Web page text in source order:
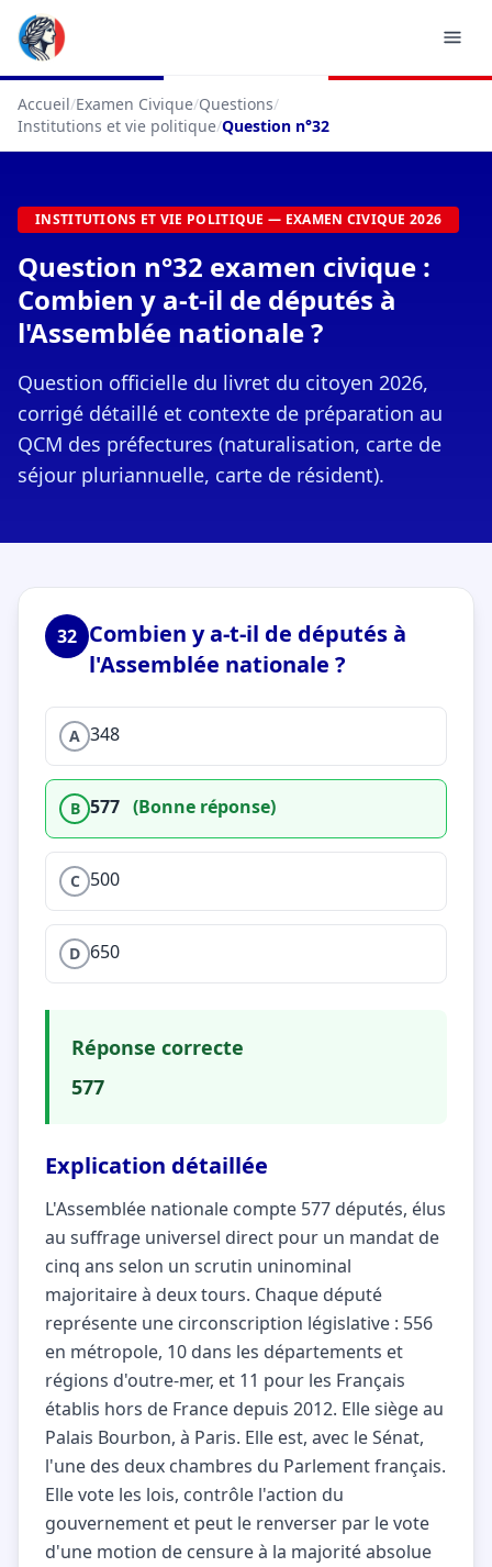
Accueil/Examen Civique/Questions/
Institutions et vie politique/Question n°32
INSTITUTIONS ET VIE POLITIQUE — EXAMEN CIVIQUE 2026
Question n°32 examen civique :
Combien y a-t-il de députés à
l'Assemblée nationale ?
Question officielle du livret du citoyen 2026,
corrigé détaillé et contexte de préparation au
QCM des préfectures (naturalisation, carte de
séjour pluriannuelle, carte de résident).
32 Combien y a-t-il de députés à
l'Assemblée nationale ?
A 348
B 577 (Bonne réponse)
C 500
D 650
Réponse correcte
577
Explication détaillée
L'Assemblée nationale compte 577 députés, élus
au suffrage universel direct pour un mandat de
cinq ans selon un scrutin uninominal
majoritaire à deux tours. Chaque député
représente une circonscription législative : 556
en métropole, 10 dans les départements et
régions d'outre-mer, et 11 pour les Français
établis hors de France depuis 2012. Elle siège au
Palais Bourbon, à Paris. Elle est, avec le Sénat,
l'une des deux chambres du Parlement français.
Elle vote les lois, contrôle l'action du
gouvernement et peut le renverser par le vote
d'une motion de censure à la majorité absolue